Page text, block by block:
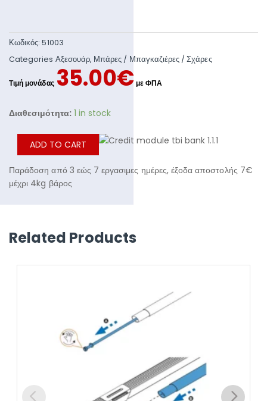
Κωδικός:51003
Categories Αξεσουάρ, Μπάρες / Μπαγκαζιέρες / Σχάρες
35.00€
Διαθεσιμότητα: 1 in stock
ADD TO CART
Παράδοση από 3 εώς 7 εργασιμες ημέρες, έξοδα αποστολής 7€
μέχρι 4kg βάρος
Related Products